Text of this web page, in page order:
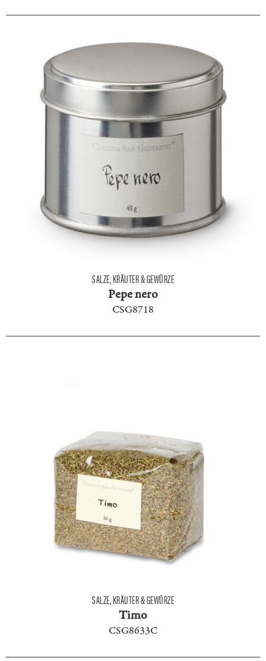
SALZE, KRÄUTER & GEWÜRZE
Pepe nero
CSG8718
SALZE, KRÄUTER & GEWÜRZE
Timo
CSG8633C